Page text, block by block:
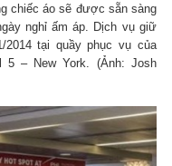
chiếc áo sẽ được sẵn sàng
nghỉ ấm áp. Dịch vụ giữ
tại quầy phục vụ của
5 – New York. (Ảnh: Josh